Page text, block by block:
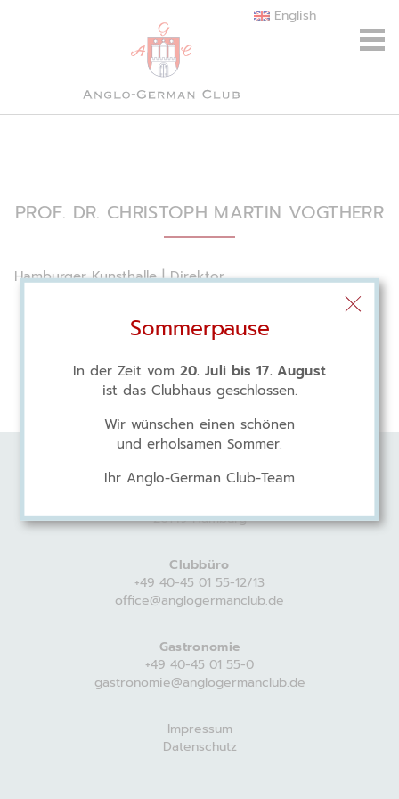
English
PROF. DR. CHRISTOPH MARTIN VOGTHERR
Hamburger Kunsthalle | Direktor
Anglo-German Club
20149 Hamburg
Clubbüro
+49 40-45 01 55-12/13
office@anglogermanclub.de
Gastronomie
+49 40-45 01 55-0
gastronomie@anglogermanclub.de
Impressum
Datenschutz
Sommerpause
In der Zeit vom 20. Juli bis 17. August
ist das Clubhaus geschlossen.
Wir wünschen einen schönen
und erholsamen Sommer.
Ihr Anglo-German Club-Team